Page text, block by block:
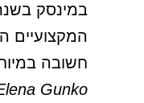
המקצועיים
חשובה
Gunko